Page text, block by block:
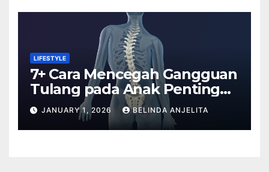
LIFESTYLE
7+ Cara Mencegah Gangguan
Tulang pada Anak Penting
Anda Tahu
JANUARY 1, 2026 BELINDA ANJELITA